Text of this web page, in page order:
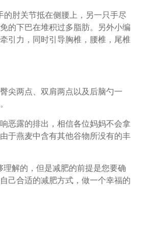
肘关节抵在侧腰上，另一只手尽
的下巴在堆积过多脂肪。另外小编
引力，同时引导胸椎，腰椎，尾椎
尖两点、双肩两点以及后脑勺一
露的排出，相信各位妈妈不会拿
于燕麦中含有其他谷物所没有的丰
解的，但是减肥的前提是您要确
己合适的减肥方式，做一个幸福的